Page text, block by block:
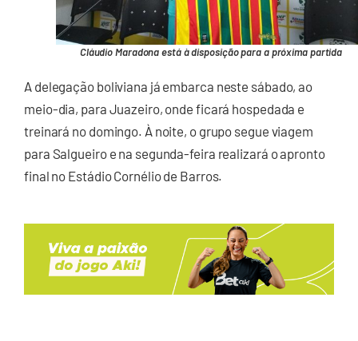
Cláudio Maradona está à disposição para a próxima partida
A delegação boliviana já embarca neste sábado, ao
meio-dia, para Juazeiro, onde ficará hospedada e
treinará no domingo. À noite, o grupo segue viagem
para Salgueiro e na segunda-feira realizará o apronto
final no Estádio Cornélio de Barros.